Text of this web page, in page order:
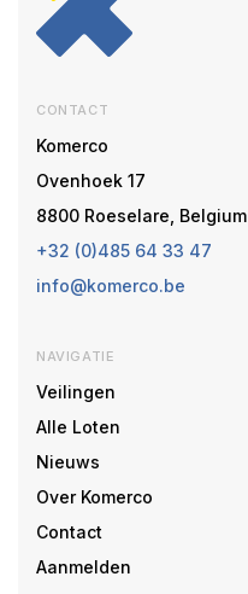
CONTACT
Komerco
Ovenhoek 17
8800 Roeselare, Belgium
+32 (0)485 64 33 47
info@komerco.be
NAVIGATIE
Veilingen
Alle Loten
Nieuws
Over Komerco
Contact
Aanmelden